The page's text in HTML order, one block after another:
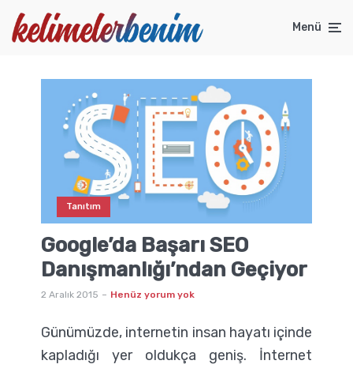
Menü
Tanıtım
Google’da Başarı SEO
Danışmanlığı’ndan Geçiyor
2 Aralık 2015 Henüz yorum yok
Günümüzde, internetin insan hayatı içinde
kapladığı yer oldukça geniş. İnternet